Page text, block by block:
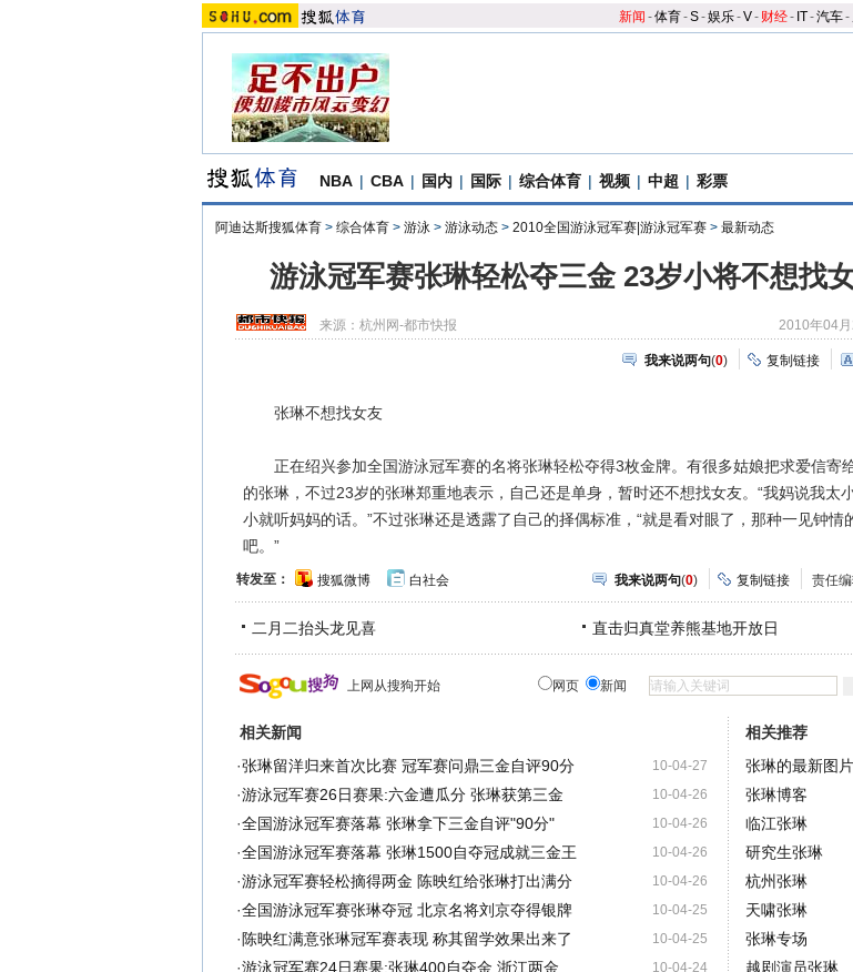
新闻 -体育-S-娱乐-V- 财经- IT-汽车-
NBA | CBA | 国内 | 国际 | 综合体育 | 视频 | 中超 | 彩票
阿迪达斯搜狐体育 > 综合体育 > 游泳 > 游泳动态 > 2010全国游泳冠军赛|游泳冠军赛 > 最新动态
游泳冠军赛张琳轻松夺三金 23岁小将不想找
来源：杭州网-都市快报 2010年04
我来说两句(0) 复制链接
张琳不想找女友
正在绍兴参加全国游泳冠军赛的名将张琳轻松夺得3枚金牌。有很多姑娘把求爱信寄
的张琳，不过23岁的张琳郑重地表示，自己还是单身，暂时还不想找女友。“我妈说我太
小就听妈妈的话。”不过张琳还是透露了自己的择偶标准，“就是看对眼了，那种一见钟情
吧。”
转发至： 搜狐微博 白社会 我来说两句(0) 复制链接 责任
二月二抬头龙见喜 直击归真堂养熊基地开放日
上网从搜狗开始 网页 新闻
相关新闻
10-04-27
·张琳留洋归来首次比赛 冠军赛问鼎三金自评90分
10-04-26
·游泳冠军赛26日赛果:六金遭瓜分 张琳获第三金
10-04-26
·全国游泳冠军赛落幕 张琳拿下三金自评"90分"
10-04-26
·全国游泳冠军赛落幕 张琳1500自夺冠成就三金王
10-04-26
·游泳冠军赛轻松摘得两金 陈映红给张琳打出满分
10-04-25
·全国游泳冠军赛张琳夺冠 北京名将刘京夺得银牌
10-04-25
· 陈映红满意张琳冠军赛表现 称其留学效果出来了
10-04-24
·游泳冠军赛24日赛果:张琳400自夺金 浙江两金
相关推荐
张琳的最新图片
张琳博客
临江张琳
研究生张琳
杭州张琳
天啸张琳
张琳专场
越剧演员张琳